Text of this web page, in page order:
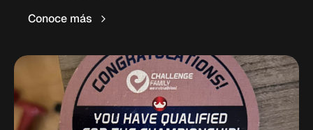
Conoce más